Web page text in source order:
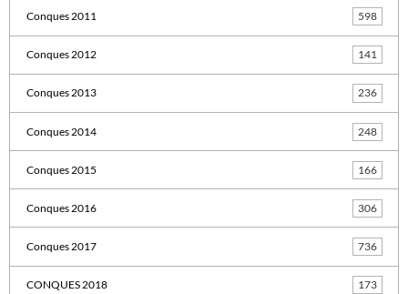
Conques 2011 598
Conques 2012 141
Conques 2013 236
Conques 2014 248
Conques 2015 166
Conques 2016 306
Conques 2017 736
CONQUES 2018 173